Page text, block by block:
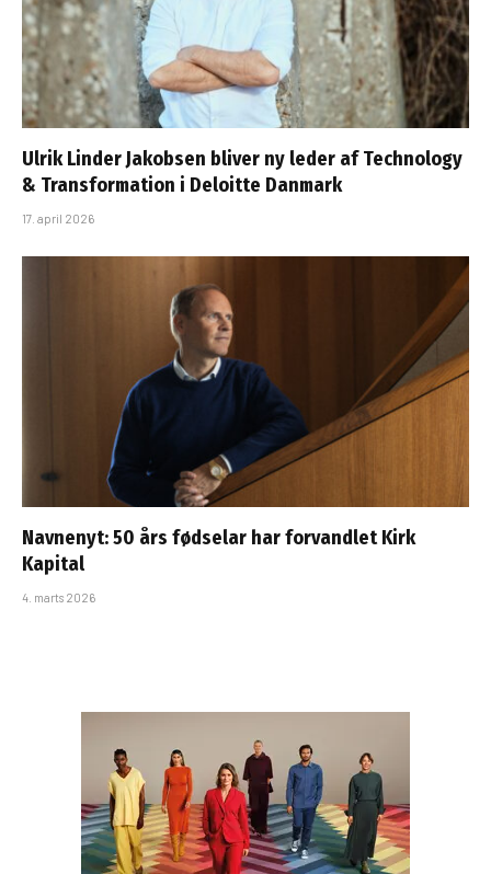
Ulrik Linder Jakobsen bliver ny leder af Technology
& Transformation i Deloitte Danmark
17. april 2026
Navnenyt: 50 års fødselar har forvandlet Kirk
Kapital
4. marts 2026